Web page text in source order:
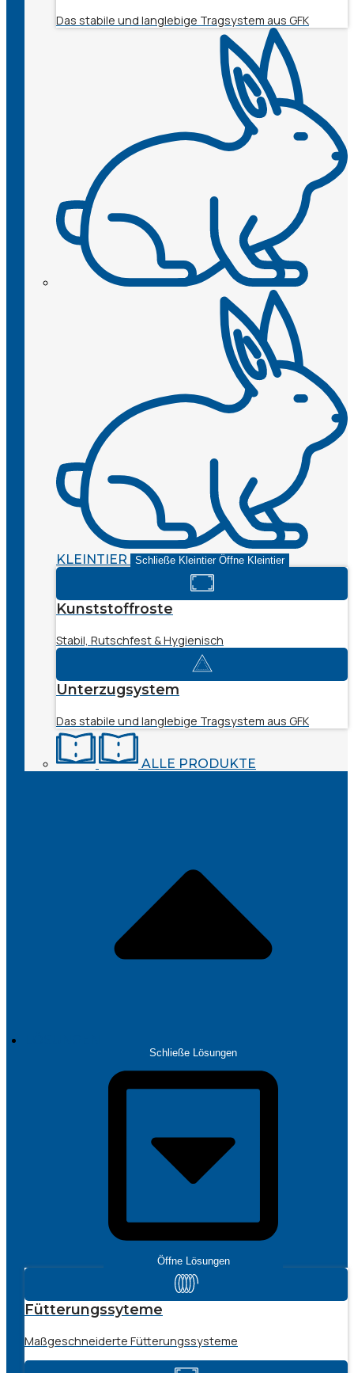
Das stabile und langlebige Tragsystem aus GFK
KLEINTIER Schließe Kleintier Öffne Kleintier
Kunststoffroste
Stabil, Rutschfest & Hygienisch
Unterzugsystem
Das stabile und langlebige Tragsystem aus GFK
ALLE PRODUKTE
Schließe Lösungen
Öffne Lösungen
Fütterungssyteme
Maßgeschneiderte Fütterungssysteme